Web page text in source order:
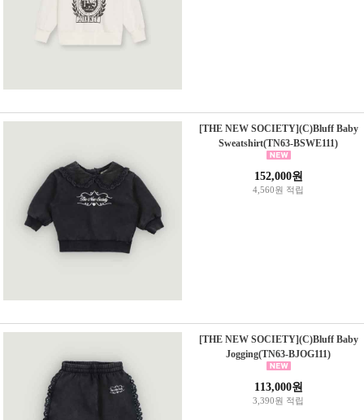
[THE NEW SOCIETY](C)Bluff Baby
Sweatshirt(TN63-BSWE111)
152,000원
4,560원 적립
[THE NEW SOCIETY](C)Bluff Baby
Jogging(TN63-BJOG111)
113,000원
3,390원 적립